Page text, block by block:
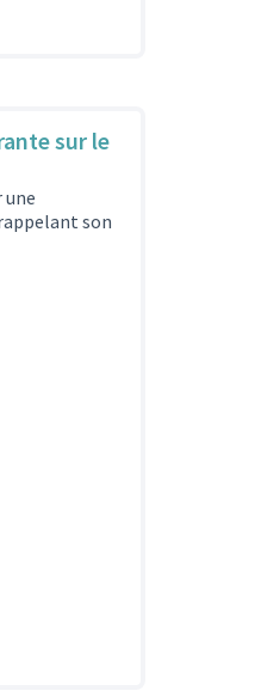
sur le
son